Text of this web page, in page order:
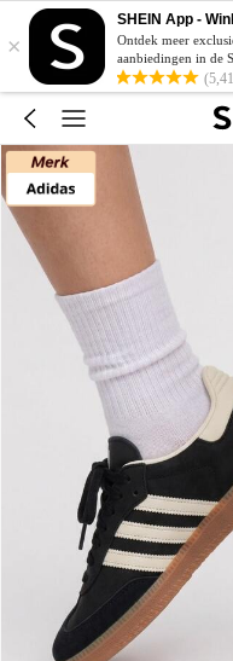
×
SHEIN App -
Ontdek meer
aanbiedingen in de